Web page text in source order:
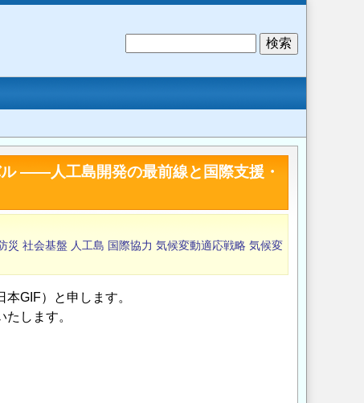
――人工島開発の最前線と国際支援・
災 社会基盤 人工島 国際協力 気候変動適応戦略 気候変
GIF）と申します。
します。